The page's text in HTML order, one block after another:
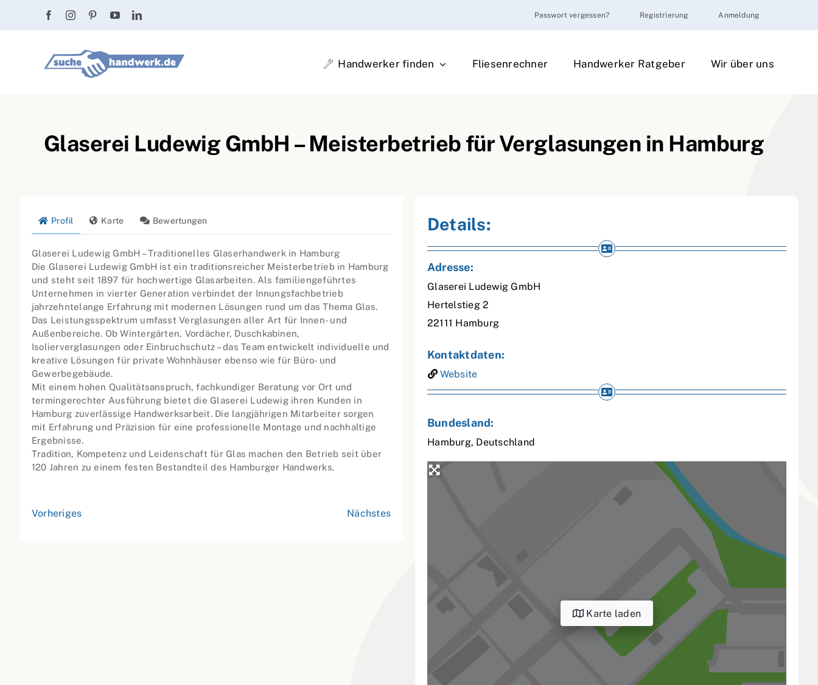
Passwort vergessen? Registrierung Anmeldung
Handwerker finden Fliesenrechner Handwerker Ratgeber Wir über uns
Glaserei Ludewig GmbH – Meisterbetrieb für Verglasungen in Hamburg
Profil Karte Bewertungen
Glaserei Ludewig GmbH – Traditionelles Glaserhandwerk in Hamburg
Die Glaserei Ludewig GmbH ist ein traditionsreicher Meisterbetrieb in Hamburg
und steht seit 1897 für hochwertige Glasarbeiten. Als familiengeführtes
Unternehmen in vierter Generation verbindet der Innungsfachbetrieb
jahrzehntelange Erfahrung mit modernen Lösungen rund um das Thema Glas.
Das Leistungsspektrum umfasst Verglasungen aller Art für Innen- und
Außenbereiche. Ob Wintergärten, Vordächer, Duschkabinen,
Isolierverglasungen oder Einbruchschutz – das Team entwickelt individuelle und
kreative Lösungen für private Wohnhäuser ebenso wie für Büro- und
Gewerbegebäude.
Mit einem hohen Qualitätsanspruch, fachkundiger Beratung vor Ort und
termingerechter Ausführung bietet die Glaserei Ludewig ihren Kunden in
Hamburg zuverlässige Handwerksarbeit. Die langjährigen Mitarbeiter sorgen
mit Erfahrung und Präzision für eine professionelle Montage und nachhaltige
Ergebnisse.
Tradition, Kompetenz und Leidenschaft für Glas machen den Betrieb seit über
120 Jahren zu einem festen Bestandteil des Hamburger Handwerks.
Vorheriges Nächstes
Details:
Adresse:
Glaserei Ludewig GmbH
Hertelstieg 2
22111 Hamburg
Kontaktdaten:
Website
Bundesland:
Hamburg, Deutschland
Karte laden